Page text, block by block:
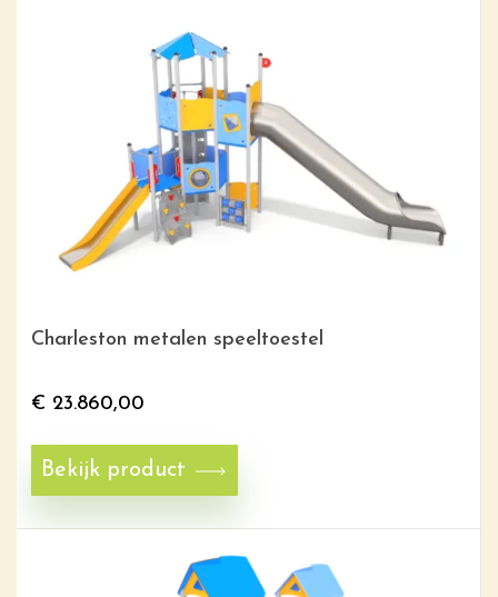
Charleston metalen speeltoestel
€ 23.860,00
Bekijk product